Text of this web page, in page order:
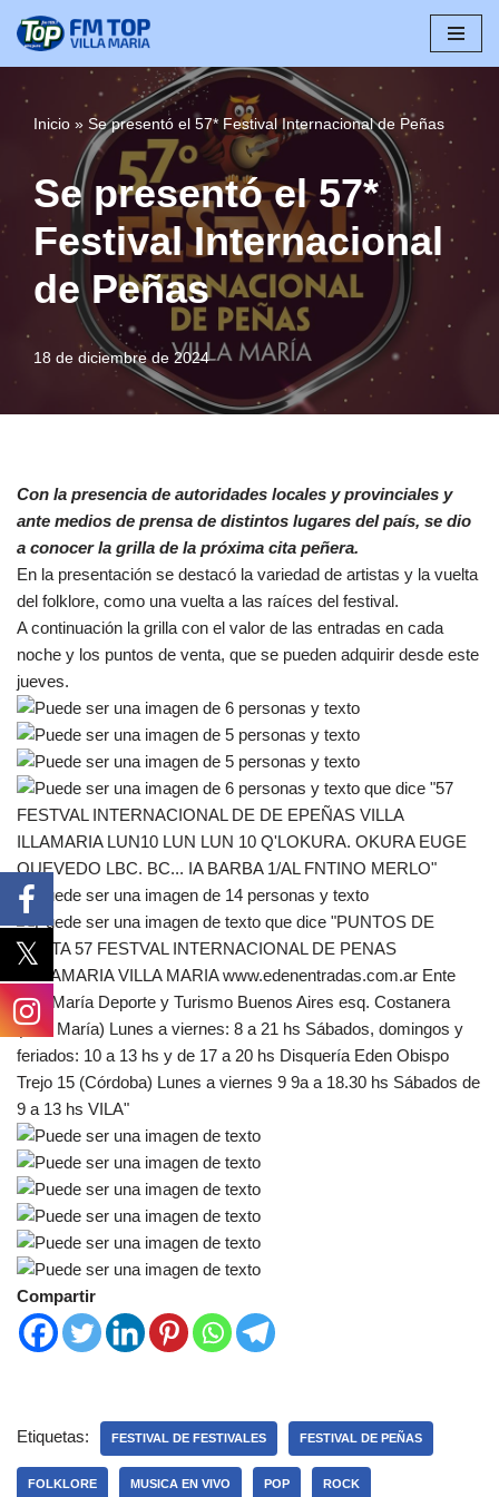
al
contenido
Inicio » Se presentó el 57* Festival Internacional de Peñas
Se presentó el 57*
Festival Internacional
de Peñas
18 de diciembre de 2024
Con la presencia de autoridades locales y provinciales y
ante medios de prensa de distintos lugares del país, se dio
a conocer la grilla de la próxima cita peñera.
En la presentación se destacó la variedad de artistas y la vuelta
del folklore, como una vuelta a las raíces del festival.
A continuación la grilla con el valor de las entradas en cada
noche y los puntos de venta, que se pueden adquirir desde este
jueves.
Compartir
Etiquetas: FESTIVAL DE FESTIVALES FESTIVAL DE PEÑAS
FOLKLORE MUSICA EN VIVO POP ROCK